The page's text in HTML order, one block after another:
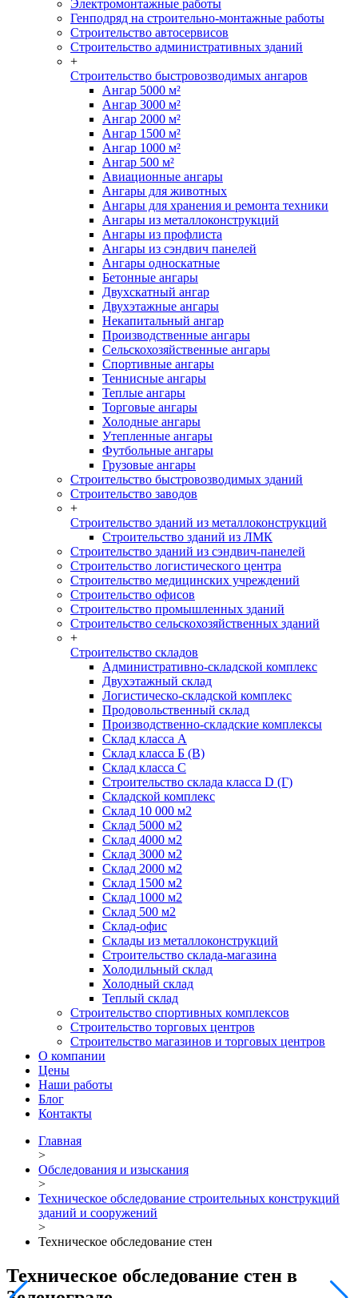
Электромонтажные работы
Генподряд на строительно-монтажные работы
Строительство автосервисов
Строительство административных зданий
+
Строительство быстровозводимых ангаров
Ангар 5000 м²
Ангар 3000 м²
Ангар 2000 м²
Ангар 1500 м²
Ангар 1000 м²
Ангар 500 м²
Авиационные ангары
Ангары для животных
Ангары для хранения и ремонта техники
Ангары из металлоконструкций
Ангары из профлиста
Ангары из сэндвич панелей
Ангары односкатные
Бетонные ангары
Двухскатный ангар
Двухэтажные ангары
Некапитальный ангар
Производственные ангары
Сельскохозяйственные ангары
Спортивные ангары
Теннисные ангары
Теплые ангары
Торговые ангары
Холодные ангары
Утепленные ангары
Футбольные ангары
Грузовые ангары
Строительство быстровозводимых зданий
Строительство заводов
+
Строительство зданий из металлоконструкций
Строительство зданий из ЛМК
Строительство зданий из сэндвич-панелей
Строительство логистического центра
Строительство медицинских учреждений
Строительство офисов
Строительство промышленных зданий
Строительство сельскохозяйственных зданий
+
Строительство складов
Административно-складской комплекс
Двухэтажный склад
Логистическо-складской комплекс
Продовольственный склад
Производственно-складские комплексы
Склад класса А
Склад класса Б (B)
Склад класса С
Строительство склада класса D (Г)
Складской комплекс
Склад 10 000 м2
Склад 5000 м2
Склад 4000 м2
Склад 3000 м2
Склад 2000 м2
Склад 1500 м2
Склад 1000 м2
Склад 500 м2
Склад-офис
Склады из металлоконструкций
Строительство склада-магазина
Холодильный склад
Холодный склад
Теплый склад
Строительство спортивных комплексов
Строительство торговых центров
Строительство магазинов и торговых центров
О компании
Цены
Наши работы
Блог
Контакты
Главная
>
Обследования и изыскания
>
Техническое обследование строительных конструкций
зданий и сооружений
>
Техническое обследование стен
Техническое обследование стен в